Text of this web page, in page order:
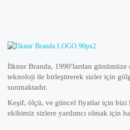
İlknur Branda, 1990'lardan günümüze
teknoloji ile birleştirerek sizler için
sunmaktadır.
Keşif, ölçü, ve güncel fiyatlar için bizi
ekibimiz sizlere yardımcı olmak için